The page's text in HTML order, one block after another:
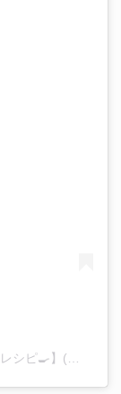
ちゃん／料理歴16年【ワーママ楽ちん10分レシピ🍳】(@chaaan_gohan)がシェアした投稿